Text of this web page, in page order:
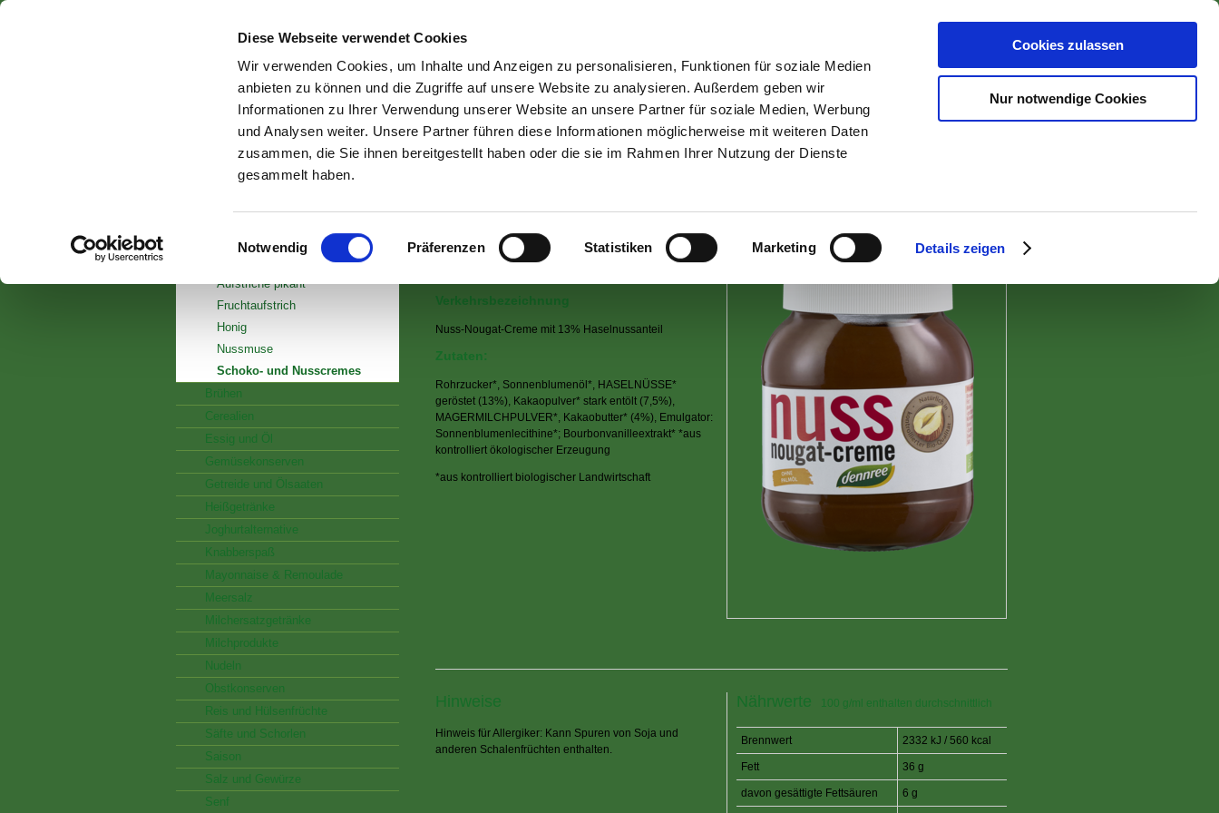
Diese Webseite verwendet Cookies
Wir verwenden Cookies, um Inhalte und Anzeigen zu personalisieren, Funktionen für soziale Medien
anbieten zu können und die Zugriffe auf unsere Website zu analysieren. Außerdem geben wir
Informationen zu Ihrer Verwendung unserer Website an unsere Partner für soziale Medien, Werbung
und Analysen weiter. Unsere Partner führen diese Informationen möglicherweise mit weiteren Daten
zusammen, die Sie ihnen bereitgestellt haben oder die sie im Rahmen Ihrer Nutzung der Dienste
gesammelt haben.
Einwilligungsauswahl
Notwendig Präferenzen Statistiken Marketing Details zeigen
Cookies zulassen
Nur notwendige Cookies
dennree Produkte
Produktneuheiten
Backen
Aufstriche pikant
Fruchtaufstrich
Honig
Nussmuse
Schoko- und Nusscremes
Brühen
Cerealien
Essig und Öl
Gemüsekonserven
Getreide und Ölsaaten
Heißgetränke
Joghurtalternative
Knabberspaß
Mayonnaise & Remoulade
Meersalz
Milchersatzgetränke
Milchprodukte
Nudeln
Obstkonserven
Reis und Hülsenfrüchte
Säfte und Schorlen
Saison
Salz und Gewürze
Senf
Nuss-Nougat-Creme mit 13% Haselnüssen
Inhalt
Verkehrsbezeichnung
Nuss-Nougat-Creme mit 13% Haselnussanteil
Zutaten:
Rohrzucker*, Sonnenblumenöl*, HASELNÜSSE*
geröstet (13%), Kakaopulver* stark entölt (7,5%),
MAGERMILCHPULVER*, Kakaobutter* (4%), Emulgator:
Sonnenblumenlecithine*; Bourbonvanilleextrakt* *aus
kontrolliert ökologischer Erzeugung
*aus kontrolliert biologischer Landwirtschaft
Hinweise
Hinweis für Allergiker: Kann Spuren von Soja und
anderen Schalenfrüchten enthalten.
Nährwerte 100 g/ml enthalten durchschnittlich
Brennwert 2332 kJ / 560 kcal
Fett 36 g
davon gesättigte Fettsäuren 6 g
dennree Produkte dennree Qualität | Bewusst ernähren
Home